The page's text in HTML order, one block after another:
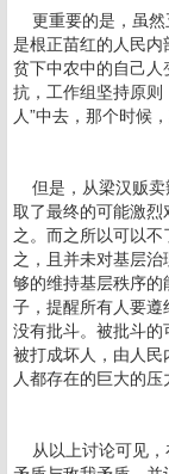
更重要的是，虽然
是根正苗红的人民内
贫下中农中的自己人
抗，工作组坚持原
人”中去，那个时候
但是，从梁汉贩卖
取了最终的可能激
之。而之所以可以
之，且并未对基层
够的维持基层秩序
子，提醒所有人要
没有批斗。被批斗
被打成坏人，由人
人都存在的巨大的压
从以上讨论可见，